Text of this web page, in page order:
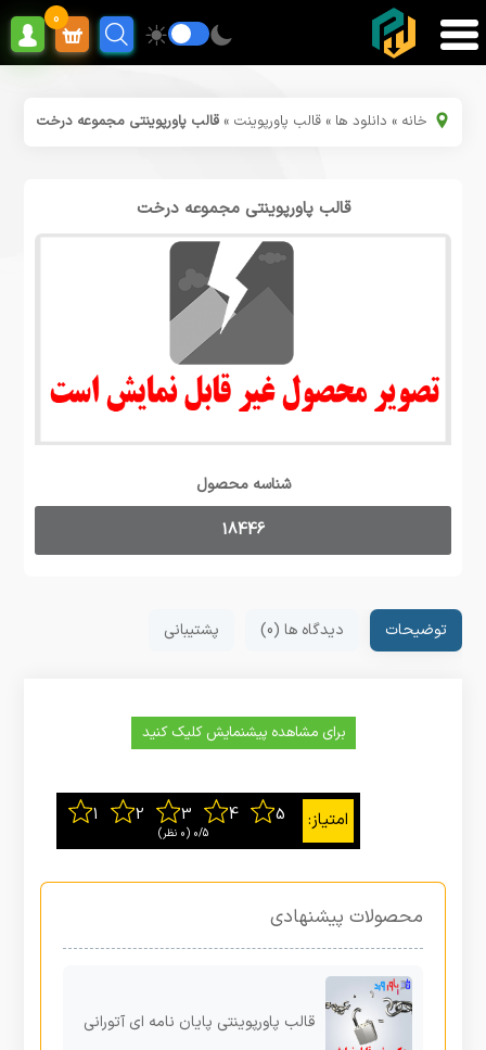
0
خانه » دانلود ها »قالب پاورپوینت »قالب پاورپوینتی مجموعه درخت
قالب پاورپوینتی مجموعه درخت
شناسه محصول
18446
توضیحات دیدگاه ها (0) پشتیبانی
برای مشاهده پیشنمایش کلیک کنید
0/5 ‫(0 نظر)
محصولات پیشنهادی
قالب پاورپوینتی پایان نامه ای آتورانی